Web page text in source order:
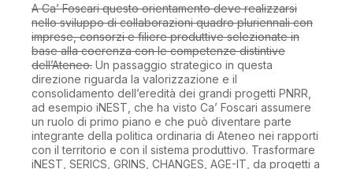
A Ca’ Foscari questo orientamento deve realizzarsi
nello sviluppo di collaborazioni quadro pluriennali con
imprese, consorzi e filiere produttive selezionate in
base alla coerenza con le competenze distintive
dell’Ateneo. Un passaggio strategico in questa
direzione riguarda la valorizzazione e il
consolidamento dell’eredità dei grandi progetti PNRR,
ad esempio iNEST, che ha visto Ca’ Foscari assumere
un ruolo di primo piano e che può diventare parte
integrante della politica ordinaria di Ateneo nei rapporti
con il territorio e con il sistema produttivo. Trasformare
iNEST, SERICS, GRINS, CHANGES, AGE-IT, da progetti a